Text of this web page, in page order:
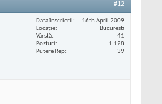
#12
Data înscrierii
16th April 2009
Locaţie
Bucuresti
Vârstă
41
Posturi
1.128
Putere Rep
39